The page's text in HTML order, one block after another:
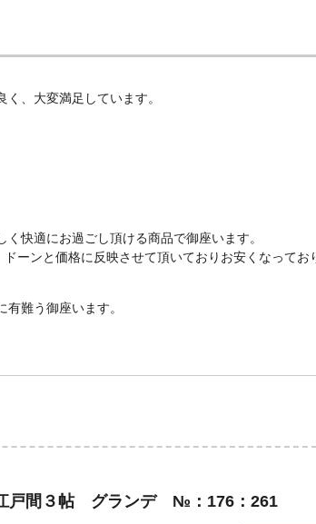
、大変満足しています。
快適にお過ごし頂ける商品で御座います。
ーンと価格に反映させて頂いておりお安くなってお
難う御座います。
間３帖 グランデ №：176：261